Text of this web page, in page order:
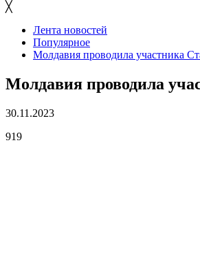
╳
Лента новостей
Популярное
Молдавия проводила участника
Молдавия проводила
30.11.2023
919